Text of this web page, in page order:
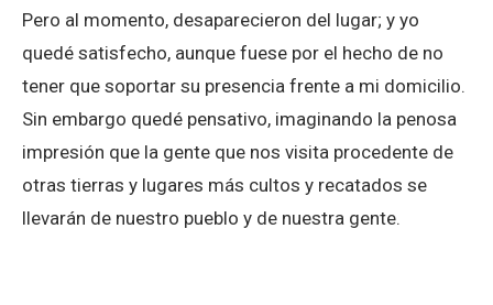
Pero al momento, desaparecieron del lugar; y yo
quedé satisfecho, aunque fuese por el hecho de no
tener que soportar su presencia frente a mi domicilio.
Sin embargo quedé pensativo, imaginando la penosa
impresión que la gente que nos visita procedente de
otras tierras y lugares más cultos y recatados se
llevarán de nuestro pueblo y de nuestra gente.